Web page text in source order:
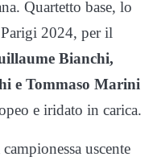
Quartetto base, lo
2024, per il
Bianchi,
e Tommaso Marini
e iridato in carica.
uscente